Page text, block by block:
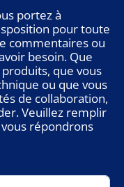
portez à
pour toute
commentaires ou
besoin. Que
que vous
ou que vous
de collaboration,
Veuillez remplir
répondrons